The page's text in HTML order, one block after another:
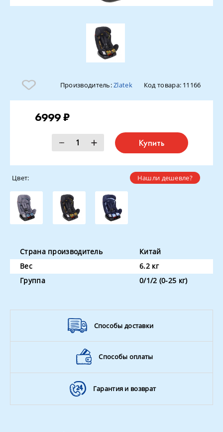
Производитель:Zlatek Код товара: 11166
6999 ₽
Купить
Нашли дешевле?
Цвет:
Страна производитель
Китай
Вес
6.2 кг
Группа
0/1/2 (0-25 кг)
Способы доставки
Способы оплаты
Гарантия и возврат